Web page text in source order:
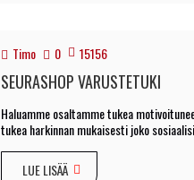
Timo 0 15156
SEURASHOP VARUSTETUKI
Haluamme osaltamme tukea
tukea harkinnan mukaisesti joko
LUE LISÄÄ